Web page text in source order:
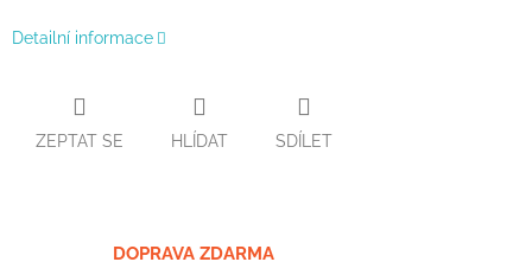
Detailní informace
ZEPTAT SE HLÍDAT SDÍLET
DOPRAVA ZDARMA